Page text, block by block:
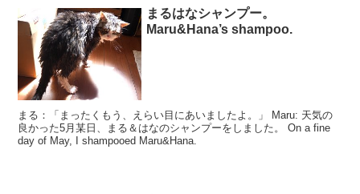
まるはなシャンプー。
Maru&Hana’s shampoo.
まる：「まったくもう、えらい目にあいましたよ。」 Maru: 天気の
良かった5月某日、まる＆はなのシャンプーをしました。 On a fine
day of May, I shampooed Maru&Hana.